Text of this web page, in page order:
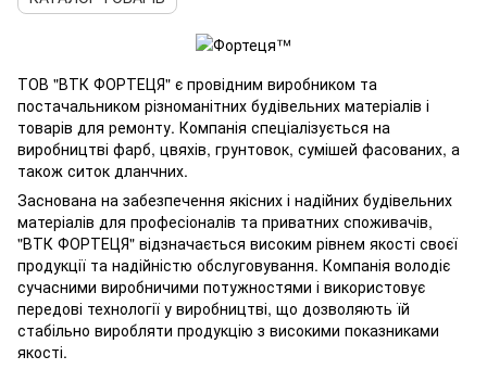
ТОВ "ВТК ФОРТЕЦЯ" є провідним виробником та
постачальником різноманітних будівельних матеріалів і
товарів для ремонту. Компанія спеціалізується на
виробництві фарб, цвяхів, грунтовок, сумішей фасованих, а
також ситок дланчних.
Заснована на забезпечення якісних і надійних будівельних
матеріалів для професіоналів та приватних споживачів,
"ВТК ФОРТЕЦЯ" відзначається високим рівнем якості своєї
продукції та надійністю обслуговування. Компанія володіє
сучасними виробничими потужностями і використовує
передові технології у виробництві, що дозволяють їй
стабільно виробляти продукцію з високими показниками
якості.